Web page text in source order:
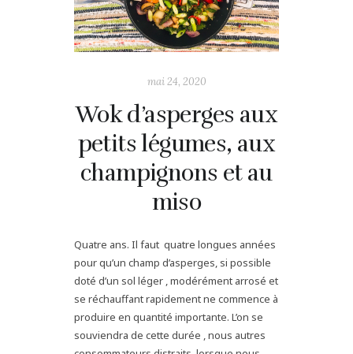
mai 24, 2020
Wok d’asperges aux
petits légumes, aux
champignons et au
miso
Quatre ans. Il faut quatre longues années
pour qu’un champ d’asperges, si possible
doté d’un sol léger , modérément arrosé et
se réchauffant rapidement ne commence à
produire en quantité importante. L’on se
souviendra de cette durée , nous autres